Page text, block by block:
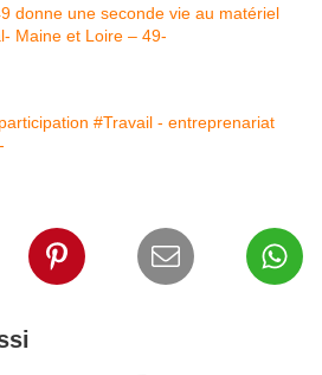
#Travail - entreprenariat